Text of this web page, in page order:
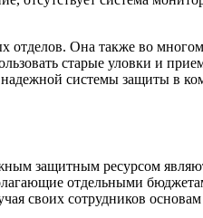
Она также во
старые уловки и
системы защиты в
защитным ресурсом
отдельными
своих сотрудников основам